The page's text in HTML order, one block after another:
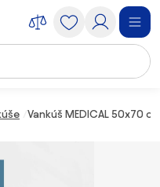
Vankúš MEDICAL 50x70